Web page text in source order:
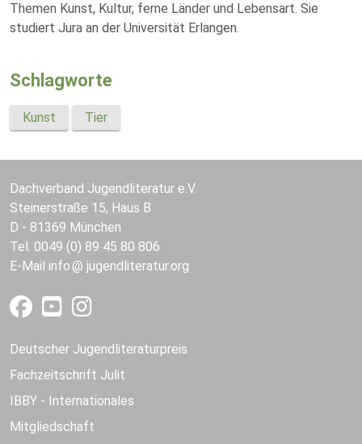
Themen Kunst, Kultur, ferne Länder und Lebensart. Sie
studiert Jura an der Universität Erlangen.
Schlagworte
Kunst Tier
Dachverband Jugendliteratur e.V.
Steinerstraße 15, Haus B
D - 81369 München
Tel. 0049 (0) 89 45 80 806
E-Mail info jugendliteratur.org
Deutscher Jugendliteraturpreis
Fachzeitschrift Julit
IBBY - Internationales
Mitgliedschaft